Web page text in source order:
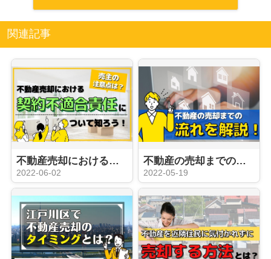
関連記事
不動産売却における契約不適合責任について知ろう！売主の注意点は？
2022-06-02
不動産の売却までの流れを解説！
2022-05-19